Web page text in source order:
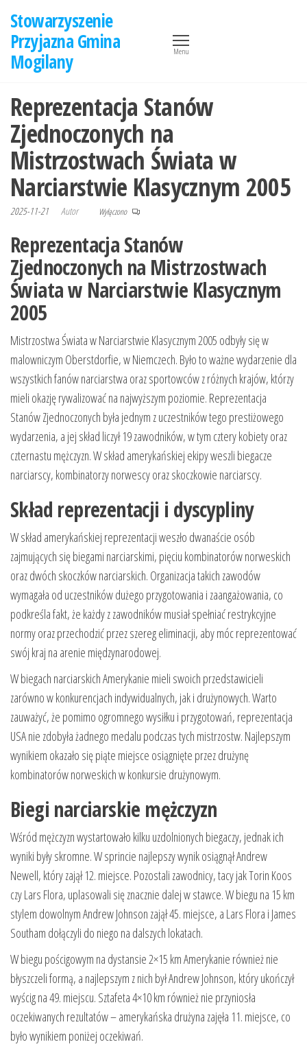
treści
Stowarzyszenie
Przyjazna Gmina
Mogilany
Menu
Reprezentacja Stanów
Zjednoczonych na
Mistrzostwach Świata w
Narciarstwie Klasycznym 2005
2025-11-21 Autor Wyłączono
Reprezentacja Stanów
Zjednoczonych na Mistrzostwach
Świata w Narciarstwie Klasycznym
2005
Mistrzostwa Świata w Narciarstwie Klasycznym 2005 odbyły się w
malowniczym Oberstdorfie, w Niemczech. Było to ważne wydarzenie dla
wszystkich fanów narciarstwa oraz sportowców z różnych krajów, którzy
mieli okazję rywalizować na najwyższym poziomie. Reprezentacja
Stanów Zjednoczonych była jednym z uczestników tego prestiżowego
wydarzenia, a jej skład liczył 19 zawodników, w tym cztery kobiety oraz
czternastu mężczyzn. W skład amerykańskiej ekipy weszli biegacze
narciarscy, kombinatorzy norwescy oraz skoczkowie narciarscy.
Skład reprezentacji i dyscypliny
W skład amerykańskiej reprezentacji weszło dwanaście osób
zajmujących się biegami narciarskimi, pięciu kombinatorów norweskich
oraz dwóch skoczków narciarskich. Organizacja takich zawodów
wymagała od uczestników dużego przygotowania i zaangażowania, co
podkreśla fakt, że każdy z zawodników musiał spełniać restrykcyjne
normy oraz przechodzić przez szereg eliminacji, aby móc reprezentować
swój kraj na arenie międzynarodowej.
W biegach narciarskich Amerykanie mieli swoich przedstawicieli
zarówno w konkurencjach indywidualnych, jak i drużynowych. Warto
zauważyć, że pomimo ogromnego wysiłku i przygotowań, reprezentacja
USA nie zdobyła żadnego medalu podczas tych mistrzostw. Najlepszym
wynikiem okazało się piąte miejsce osiągnięte przez drużynę
kombinatorów norweskich w konkursie drużynowym.
Biegi narciarskie mężczyzn
Wśród mężczyzn wystartowało kilku uzdolnionych biegaczy, jednak ich
wyniki były skromne. W sprincie najlepszy wynik osiągnął Andrew
Newell, który zajął 12. miejsce. Pozostali zawodnicy, tacy jak Torin Koos
czy Lars Flora, uplasowali się znacznie dalej w stawce. W biegu na 15 km
stylem dowolnym Andrew Johnson zajął 45. miejsce, a Lars Flora i James
Southam dołączyli do niego na dalszych lokatach.
W biegu pościgowym na dystansie 2×15 km Amerykanie również nie
błyszczeli formą, a najlepszym z nich był Andrew Johnson, który ukończył
wyścig na 49. miejscu. Sztafeta 4×10 km również nie przyniosła
oczekiwanych rezultatów – amerykańska drużyna zajęła 11. miejsce, co
było wynikiem poniżej oczekiwań.